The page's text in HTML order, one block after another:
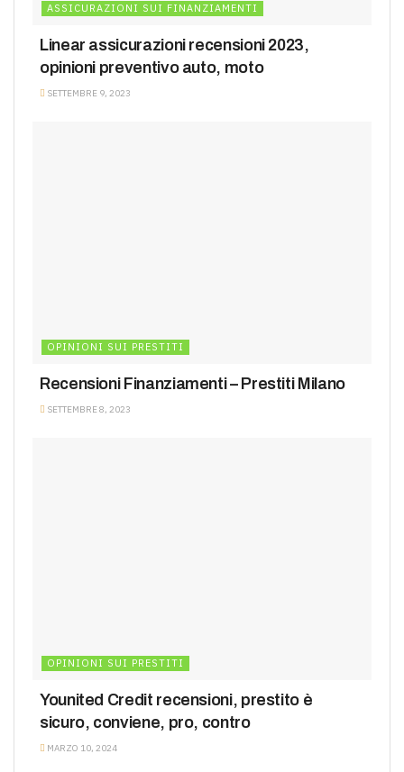
ASSICURAZIONI SUI FINANZIAMENTI
Linear assicurazioni recensioni 2023,
opinioni preventivo auto, moto
SETTEMBRE 9, 2023
OPINIONI SUI PRESTITI
Recensioni Finanziamenti – Prestiti Milano
SETTEMBRE 8, 2023
OPINIONI SUI PRESTITI
Younited Credit recensioni, prestito è
sicuro, conviene, pro, contro
MARZO 10, 2024